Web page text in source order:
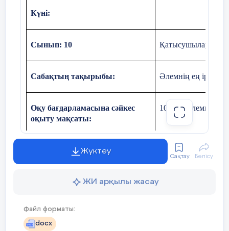
Мысыр мұражайы
Ерекшелігі
Күні:
Сынып: 10 Қатысушылар
Сабақтың тақырыбы: Әлемнің ең ірі
Оқу бағдарламасына сәйкес
оқыту мақсаты:
10.4.1.3 әлемнің ең
Сабақтың мақсаты Тарихтың пайда
Жүктеу
Сақтау Бөлісу
ЖИ арқылы жасау
Файл форматы:
docx